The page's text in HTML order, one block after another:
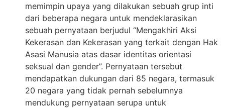
memimpin upaya yang dilakukan sebuah grup inti
dari beberapa negara untuk mendeklarasikan
sebuah pernyataan berjudul “Mengakhiri Aksi
Kekerasan dan Kekerasan yang terkait dengan Hak
Asasi Manusia atas dasar identitas orientasi
seksual dan gender”. Pernyataan tersebut
mendapatkan dukungan dari 85 negara, termasuk
20 negara yang tidak pernah sebelumnya
mendukung pernyataan serupa untuk